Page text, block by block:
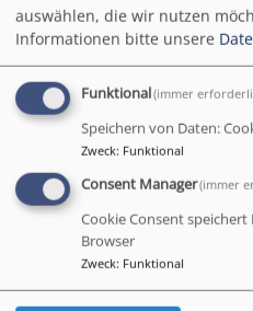
auswählen, die wir nutzen
Informationen bitte unsere
Funktional(immer
Speichern von Daten:
Zweck: Funktional
Consent Manager(immer
Cookie Consent
Browser
Zweck: Funktional